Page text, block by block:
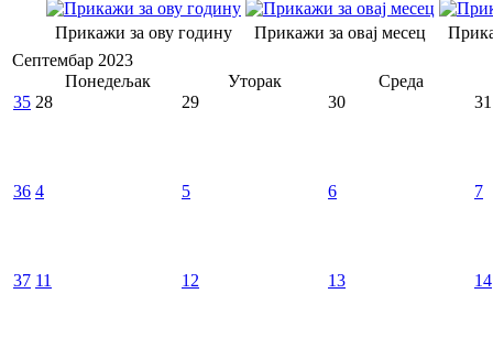
Прикажи за ову годину Прикажи за овај месец
Септембар 2023
Понедељак
Уторак
Среда
35 28 29 30 31
36 4 5 6 7
37 11 12 13 14